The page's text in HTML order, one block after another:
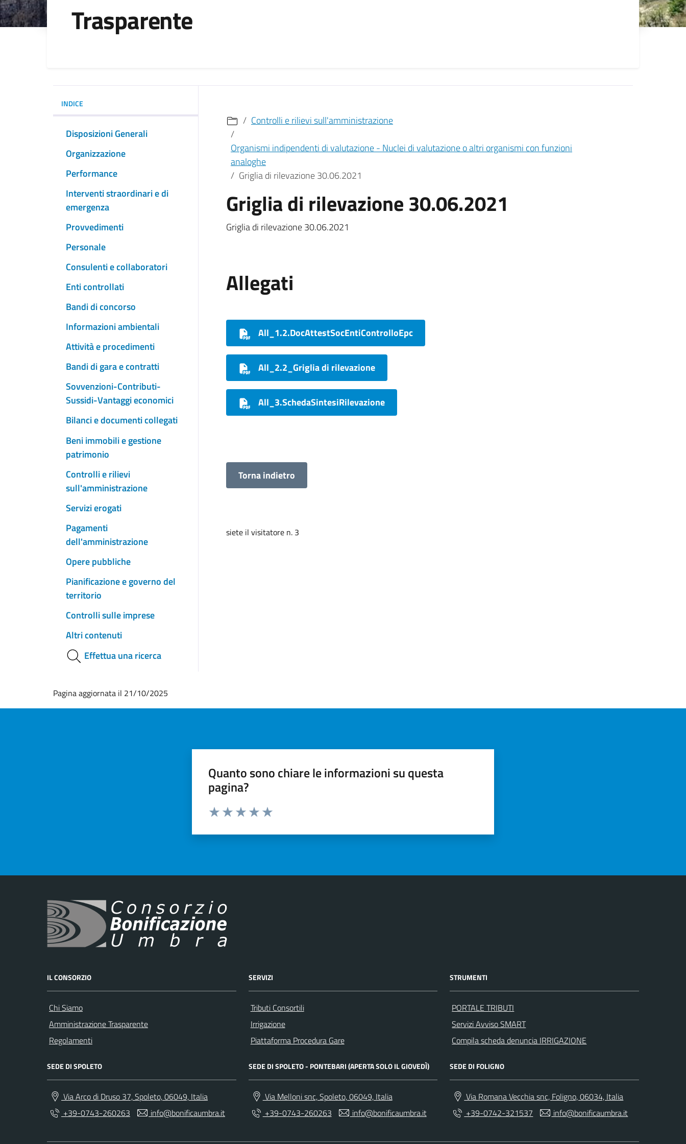
Trasparente
INDICE
Disposizioni Generali
Organizzazione
Performance
Interventi straordinari e di
emergenza
Provvedimenti
Personale
Consulenti e collaboratori
Enti controllati
Bandi di concorso
Informazioni ambientali
Attività e procedimenti
Bandi di gara e contratti
Sovvenzioni-Contributi-
Sussidi-Vantaggi economici
Bilanci e documenti collegati
Beni immobili e gestione
patrimonio
Controlli e rilievi
sull'amministrazione
Servizi erogati
Pagamenti
dell'amministrazione
Opere pubbliche
Pianificazione e governo del
territorio
Controlli sulle imprese
Altri contenuti
Effettua una ricerca
Controlli e rilievi sull'amministrazione
Organismi indipendenti di valutazione - Nuclei di valutazione o altri organismi con funzioni
analoghe
Griglia di rilevazione 30.06.2021
Griglia di rilevazione 30.06.2021
Griglia di rilevazione 30.06.2021
Allegati
All_1.2.DocAttestSocEntiControlloEpc
All_2.2_Griglia di rilevazione
All_3.SchedaSintesiRilevazione
Torna indietro
siete il visitatore n. 3
Pagina aggiornata il 21/10/2025
Quanto sono chiare le informazioni su questa
pagina?
IL CONSORZIO
Chi Siamo
Amministrazione Trasparente
Regolamenti
SEDE DI SPOLETO
Via Arco di Druso 37, Spoleto, 06049, Italia
+39-0743-260263
info@bonificaumbra.it
SERVIZI
Tributi Consortili
Irrigazione
Piattaforma Procedura Gare
SEDE DI SPOLETO - PONTEBARI (APERTA SOLO IL GIOVEDÌ)
Via Melloni snc, Spoleto, 06049, Italia
+39-0743-260263
info@bonificaumbra.it
STRUMENTI
PORTALE TRIBUTI
Servizi Avviso SMART
Compila scheda denuncia IRRIGAZIONE
SEDE DI FOLIGNO
Via Romana Vecchia snc, Foligno, 06034, Italia
+39-0742-321537
info@bonificaumbra.it